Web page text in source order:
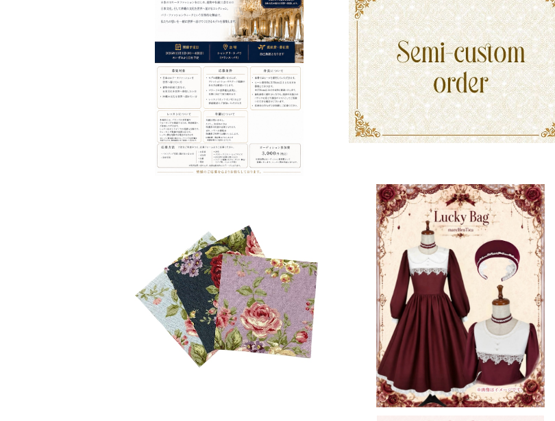
パリコレモデルオーディション
¥3,000
Ladies セミオーダー
¥70,000
生地サンプル
¥1,000
【ご予約券】marcHenTica Lucky Bag
¥15,000